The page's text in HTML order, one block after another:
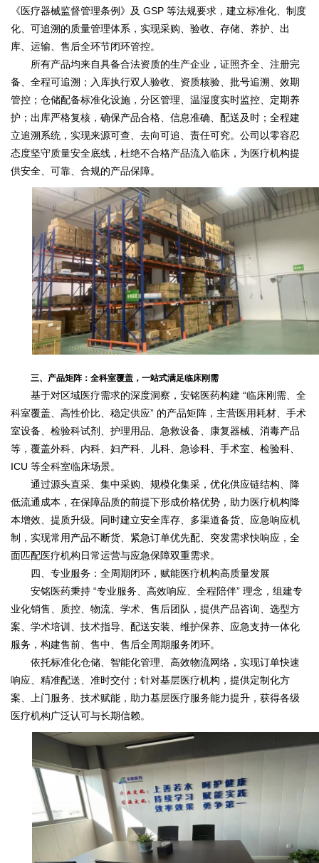
《医疗器械监督管理条例》及 GSP 等法规要求，建立标准化、制度
化、可追溯的质量管理体系，实现采购、验收、存储、养护、出
库、运输、售后全环节闭环管控。
所有产品均来自具备合法资质的生产企业，证照齐全、注册完
备、全程可追溯；入库执行双人验收、资质核验、批号追溯、效期
管控；仓储配备标准化设施，分区管理、温湿度实时监控、定期养
护；出库严格复核，确保产品合格、信息准确、配送及时；全程建
立追溯系统，实现来源可查、去向可追、责任可究。公司以零容忍
态度坚守质量安全底线，杜绝不合格产品流入临床，为医疗机构提
供安全、可靠、合规的产品保障。
三、产品矩阵：全科室覆盖，一站式满足临床刚需
基于对区域医疗需求的深度洞察，安铭医药构建 “临床刚需、全
科室覆盖、高性价比、稳定供应” 的产品矩阵，主营医用耗材、手术
室设备、检验科试剂、护理用品、急救设备、康复器械、消毒产品
等，覆盖外科、内科、妇产科、儿科、急诊科、手术室、检验科、
ICU 等全科室临床场景。
通过源头直采、集中采购、规模化集采，优化供应链结构、降
低流通成本，在保障品质的前提下形成价格优势，助力医疗机构降
本增效、提质升级。同时建立安全库存、多渠道备货、应急响应机
制，实现常用产品不断货、紧急订单优先配、突发需求快响应，全
面匹配医疗机构日常运营与应急保障双重需求。
四、专业服务：全周期闭环，赋能医疗机构高质量发展
安铭医药秉持 “专业服务、高效响应、全程陪伴” 理念，组建专
业化销售、质控、物流、学术、售后团队，提供产品咨询、选型方
案、学术培训、技术指导、配送安装、维护保养、应急支持一体化
服务，构建售前、售中、售后全周期服务闭环。
依托标准化仓储、智能化管理、高效物流网络，实现订单快速
响应、精准配送、准时交付；针对基层医疗机构，提供定制化方
案、上门服务、技术赋能，助力基层医疗服务能力提升，获得各级
医疗机构广泛认可与长期信赖。